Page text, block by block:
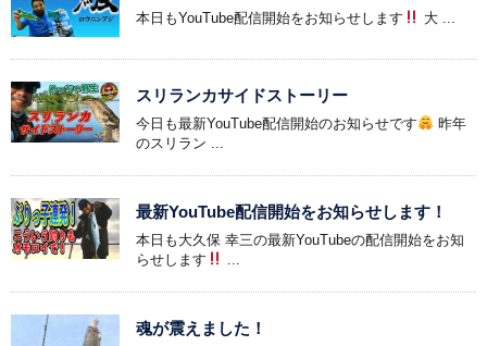
本日もYouTube配信開始をお知らせします 大 ...
スリランカサイドストーリー
今日も最新YouTube配信開始のお知らせです
昨年
のスリラン ...
最新YouTube配信開始をお知らせします！
本日も大久保 幸三の最新YouTubeの配信開始をお知
らせします
魂が震えました！